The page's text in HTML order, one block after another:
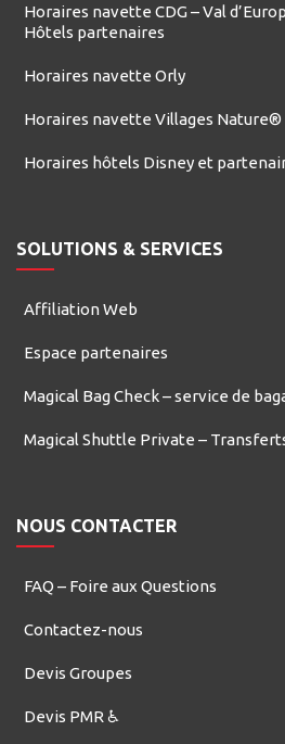
Horaires navette CDG – Val
Hôtels partenaires
Horaires navette Orly
Horaires navette Villages Nature®
Horaires hôtels Disney et
SOLUTIONS & SERVICES
Affiliation Web
Espace partenaires
Magical Bag Check – service de
Magical Shuttle Private –
NOUS CONTACTER
FAQ – Foire aux Questions
Contactez-nous
Devis Groupes
Devis PMR ♿